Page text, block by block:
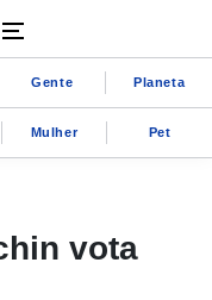
Gente Planeta
Mulher Pet
vota